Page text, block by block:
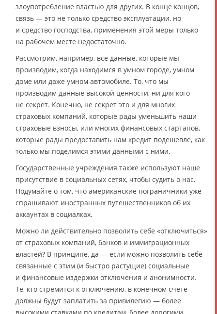
злоупотребление властью для других. В конце концов,
связь — это не только средство эксплуатации, но
и средство господства, применения этой меры только
на рабочем месте недостаточно.
Рассмотрим, например, все данные, которые мы
производим, когда находимся в умном городе, умном
доме или даже умном автомобиле. То, что мы
производим данные высокой ценности, ни для кого
не секрет. Конечно, не секрет это и для многих
страховых компаний, которые рады уменьшить наши
страховые взносы, или многих финансовых стартапов,
которые рады предоставить нам кредит подешевле, как
только мы поделимся этими данными с ними.
Государственные учреждения также используют наше
присутствие в социальных сетях, чтобы судить о нас.
Подумайте о том, что американские пограничники уже
спрашивают иностранных путешественников об их
аккаунтах в социалках.
Можно ли действительно позволить себе «отключиться»
от страховых компаний, банков и иммиграционных
властей? В принципе, да — если можно позволить себе
связанные с этим (и быстро растущие) социальные
и финансовые издержки отключения и анонимности.
Те, кто стремится к отключению, в конечном счёте
должны будут заплатить за привилегию — более